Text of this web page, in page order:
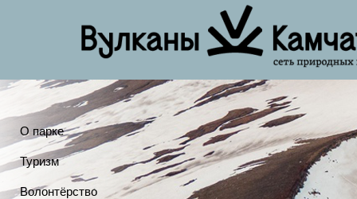
О парке
Туризм
Волонтёрство